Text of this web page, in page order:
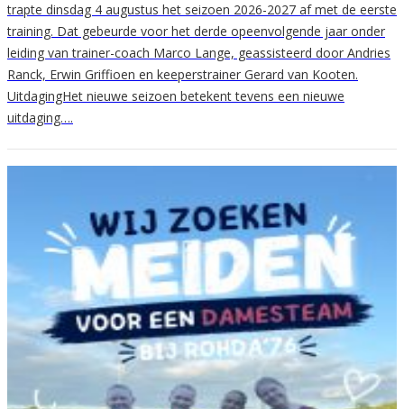
trapte dinsdag 4 augustus het seizoen 2026-2027 af met de eerste
training. Dat gebeurde voor het derde opeenvolgende jaar onder
leiding van trainer-coach Marco Lange, geassisteerd door Andries
Ranck, Erwin Griffioen en keeperstrainer Gerard van Kooten.
UitdagingHet nieuwe seizoen betekent tevens een nieuwe
uitdaging….